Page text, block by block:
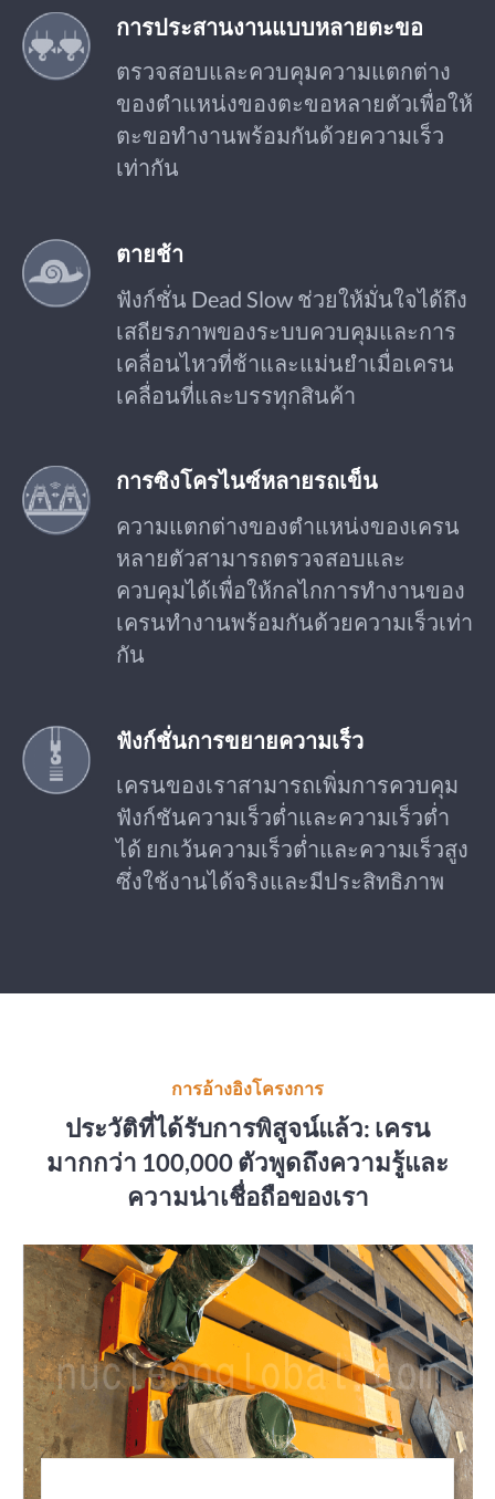
การประสานงานแบบหลายตะขอ
ตรวจสอบและควบคุมความแตกต่าง
ของตำแหน่งของตะขอหลายตัวเพื่อให้
ตะขอทำงานพร้อมกันด้วยความเร็ว
เท่ากัน
ตายช้า
ฟังก์ชั่น Dead Slow ช่วยให้มั่นใจได้ถึง
เสถียรภาพของระบบควบคุมและการ
เคลื่อนไหวที่ช้าและแม่นยำเมื่อเครน
เคลื่อนที่และบรรทุกสินค้า
การซิงโครไนซ์หลายรถเข็น
ความแตกต่างของตำแหน่งของเครน
หลายตัวสามารถตรวจสอบและ
ควบคุมได้เพื่อให้กลไกการทำงานของ
เครนทำงานพร้อมกันด้วยความเร็วเท่า
กัน
ฟังก์ชั่นการขยายความเร็ว
เครนของเราสามารถเพิ่มการควบคุม
ฟังก์ชันความเร็วต่ำและความเร็วต่ำ
ได้ ยกเว้นความเร็วต่ำและความเร็วสูง
ซึ่งใช้งานได้จริงและมีประสิทธิภาพ
การอ้างอิงโครงการ
ประวัติที่ได้รับการพิสูจน์แล้ว: เครน
มากกว่า 100,000 ตัวพูดถึงความรู้และ
ความน่าเชื่อถือของเรา